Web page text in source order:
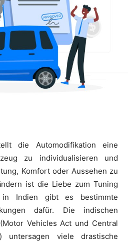
die Automodifikation eine
zu individualisieren und
Komfort oder Aussehen zu
ist die Liebe zum Tuning
Indien gibt es bestimmte
dafür. Die indischen
Vehicles Act und Central
untersagen viele drastische